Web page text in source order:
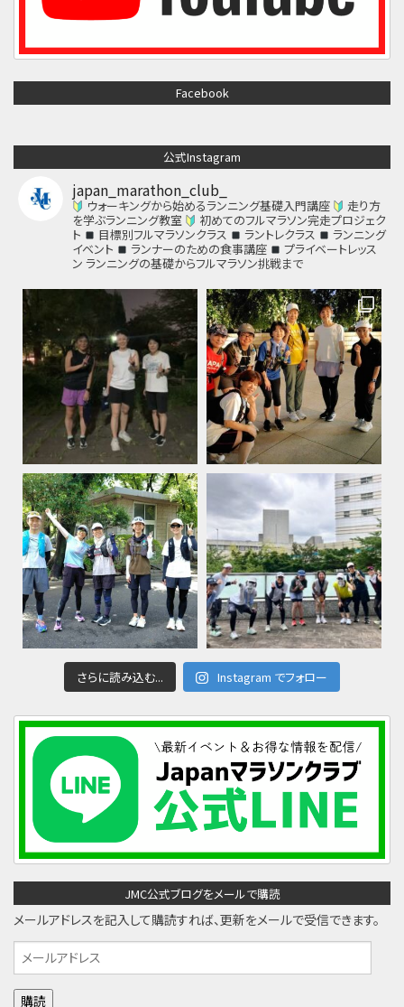
Facebook
公式Instagram
japan_marathon_club_
ウォーキングから始めるランニング基礎入門講座
走り方
を学ぶランニング教室
初めてのフルマラソン完走プロジェク
ト
目標別フルマラソンクラス ラントレクラス
ランニング
イベント
ランナーのための食事講座
プライベートレッス
ン ランニングの基礎からフルマラソン挑戦まで
さらに読み込む... Instagram でフォロー
JMC公式ブログをメールで購読
メールアドレスを記入して購読すれば、更新をメールで受信できます。
メ
ー
ル